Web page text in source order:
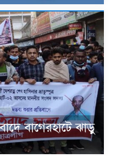
বাগেরহাটে ঝাড়ু